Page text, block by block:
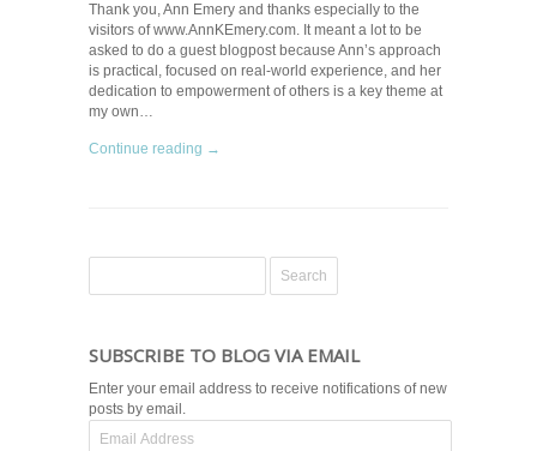
Thank you, Ann Emery and thanks especially to the
visitors of www.AnnKEmery.com. It meant a lot to be
asked to do a guest blogpost because Ann’s approach
is practical, focused on real-world experience, and her
dedication to empowerment of others is a key theme at
my own…
Continue reading →
SUBSCRIBE TO BLOG VIA EMAIL
Enter your email address to receive notifications of new
posts by email.
Email